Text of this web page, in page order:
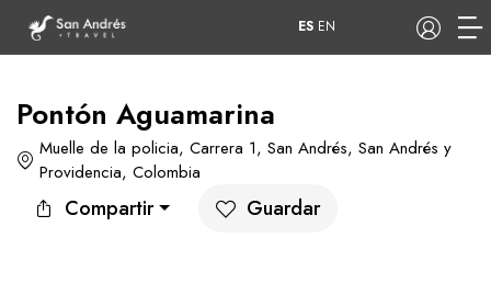
Tours Apartamentos
COP
ES EN
Pontón Aguamarina
Muelle de la policia, Carrera 1, San Andrés, San Andrés y
Providencia, Colombia
Compartir Guardar